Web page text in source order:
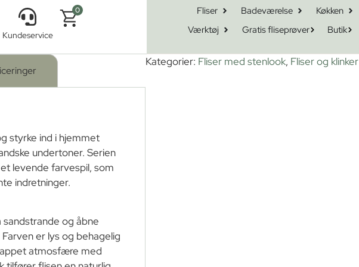
Kundeservice
0 Fliser Badeværelse Køkken
Værktøj
Gratis fliseprøver Butik
Sabbia Mat 60×60
styrke ind i hjemmet
undertoner. Serien
levende farvespil, som
indretninger.
sandstrande og åbne
er lys og behagelig
atmosfære med
Kategorier: Fliser med stenlook, Fliser og klinker